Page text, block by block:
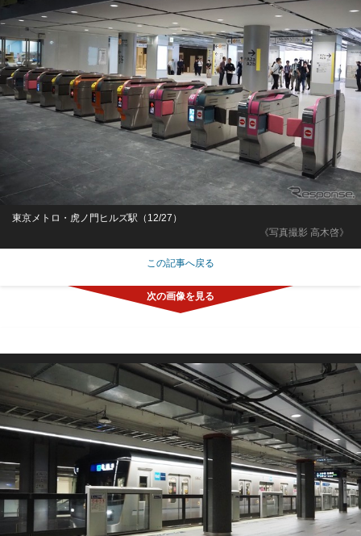
《写真撮影 高木啓》
東京メトロ・虎ノ門ヒルズ駅（12/27）
この記事へ戻る